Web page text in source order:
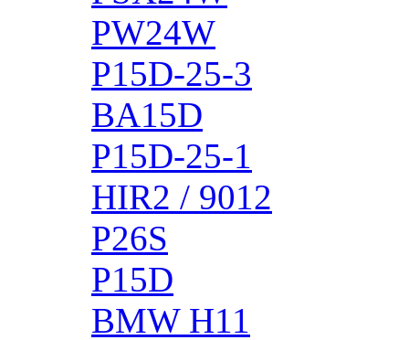
PW24W
P15D-25-3
BA15D
P15D-25-1
HIR2 / 9012
P26S
P15D
BMW H11